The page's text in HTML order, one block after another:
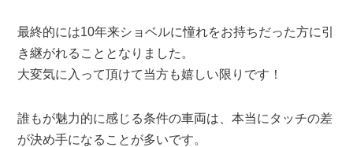
最終的には10年来ショベルに憧れをお持ちだった方に引
き継がれることとなりました。
大変気に入って頂けて当方も嬉しい限りです！
誰もが魅力的に感じる条件の車両は、本当にタッチの差
が決め手になることが多いです。